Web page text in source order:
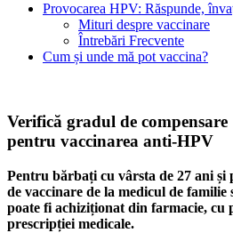
Provocarea HPV: Răspunde,
Mituri despre vaccinare
Întrebări Frecvente
Cum și unde mă pot vaccina?
Verifică gradul de compensare
pentru vaccinarea anti-HPV
Pentru bărbați cu vârsta de 27 ani și
de vaccinare de la medicul de familie
poate fi achiziționat din farmacie, cu
prescripției medicale.